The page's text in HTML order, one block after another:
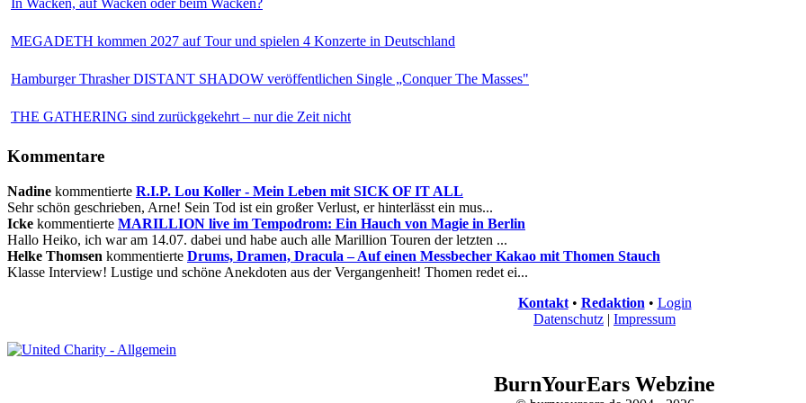
In Wacken, auf Wacken oder beim Wacken?
MEGADETH kommen 2027 auf Tour und spielen 4 Konzerte in Deutschland
Hamburger Thrasher DISTANT SHADOW veröffentlichen Single „Conquer The Masses"
THE GATHERING sind zurückgekehrt – nur die Zeit nicht
Kommentare
Nadine kommentierte R.I.P. Lou Koller - Mein Leben mit SICK OF IT ALL
Sehr schön geschrieben, Arne! Sein Tod ist ein großer Verlust, er hinterlässt ein mus...
Icke kommentierte MARILLION live im Tempodrom: Ein Hauch von Magie in Berlin
Hallo Heiko, ich war am 14.07. dabei und habe auch alle Marillion Touren der letzten ...
Helke Thomsen kommentierte Drums, Dramen, Dracula – Auf einen Messbecher Kakao mit Thomen Stauch
Klasse Interview! Lustige und schöne Anekdoten aus der Vergangenheit! Thomen redet ei...
Kontakt• Redaktion • Login
Datenschutz | Impressum
BurnYourEars Webzine